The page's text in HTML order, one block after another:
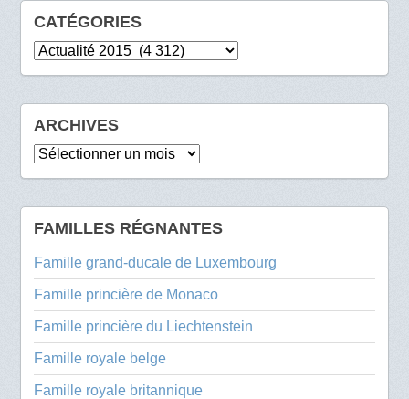
CATÉGORIES
Catégories
ARCHIVES
Archives
FAMILLES RÉGNANTES
Famille grand-ducale de Luxembourg
Famille princière de Monaco
Famille princière du Liechtenstein
Famille royale belge
Famille royale britannique